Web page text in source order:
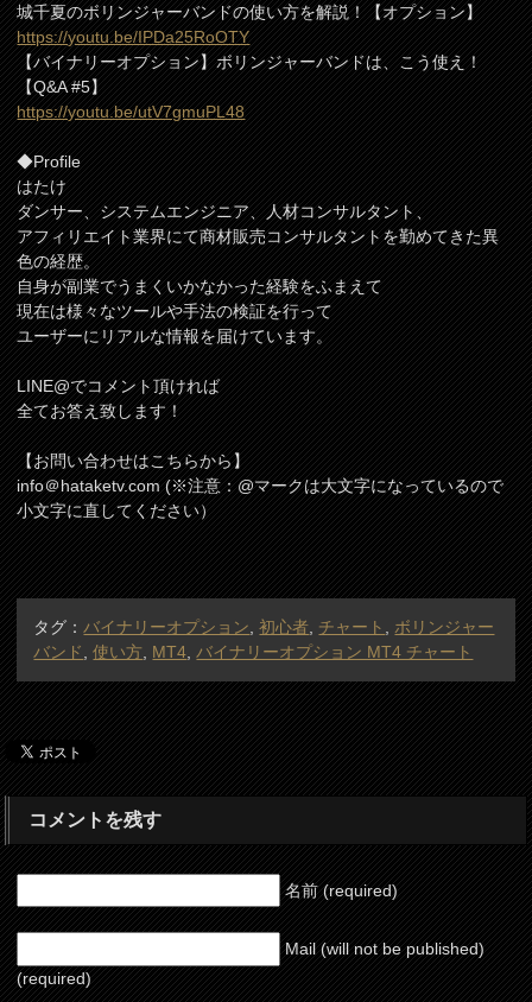
城千夏のボリンジャーバンドの使い方を解説！【オプション】
https://youtu.be/IPDa25RoOTY
【バイナリーオプション】ボリンジャーバンドは、こう使え！
【Q&A #5】
https://youtu.be/utV7gmuPL48
◆Profile
はたけ
ダンサー、システムエンジニア、人材コンサルタント、
アフィリエイト業界にて商材販売コンサルタントを勤めてきた異
色の経歴。
自身が副業でうまくいかなかった経験をふまえて
現在は様々なツールや手法の検証を行って
ユーザーにリアルな情報を届けています。
LINE@でコメント頂ければ
全てお答え致します！
【お問い合わせはこちらから】
info＠hataketv.com (※注意：@マークは大文字になっているので
小文字に直してください）
タグ： バイナリーオプション ,初心者 チャート
ボリンジャー
バンド
,使い方 MT4 バイナリーオプション MT4 チャート
コメントを残す
名前 (required)
Mail (will not be published)
(required)